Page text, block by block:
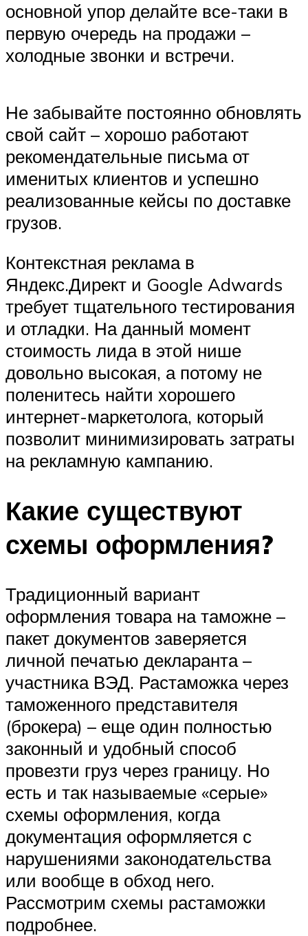
основной упор делайте все-таки в
первую очередь на продажи –
холодные звонки и встречи.
Не забывайте постоянно обновлять
свой сайт – хорошо работают
рекомендательные письма от
именитых клиентов и успешно
реализованные кейсы по доставке
грузов.
Контекстная реклама в
Яндекс.Директ и Google Adwards
требует тщательного тестирования
и отладки. На данный момент
стоимость лида в этой нише
довольно высокая, а потому не
поленитесь найти хорошего
интернет-маркетолога, который
позволит минимизировать затраты
на рекламную кампанию.
Какие существуют
схемы оформления?
Традиционный вариант
оформления товара на таможне –
пакет документов заверяется
личной печатью декларанта –
участника ВЭД. Растаможка через
таможенного представителя
(брокера) – еще один полностью
законный и удобный способ
провезти груз через границу. Но
есть и так называемые «серые»
схемы оформления, когда
документация оформляется с
нарушениями законодательства
или вообще в обход него.
Рассмотрим схемы растаможки
подробнее.